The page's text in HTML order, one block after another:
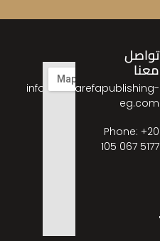
تواصل
معنا
info@almarefapublishing-
eg.com
Phone: ‎+20
105 067 5177